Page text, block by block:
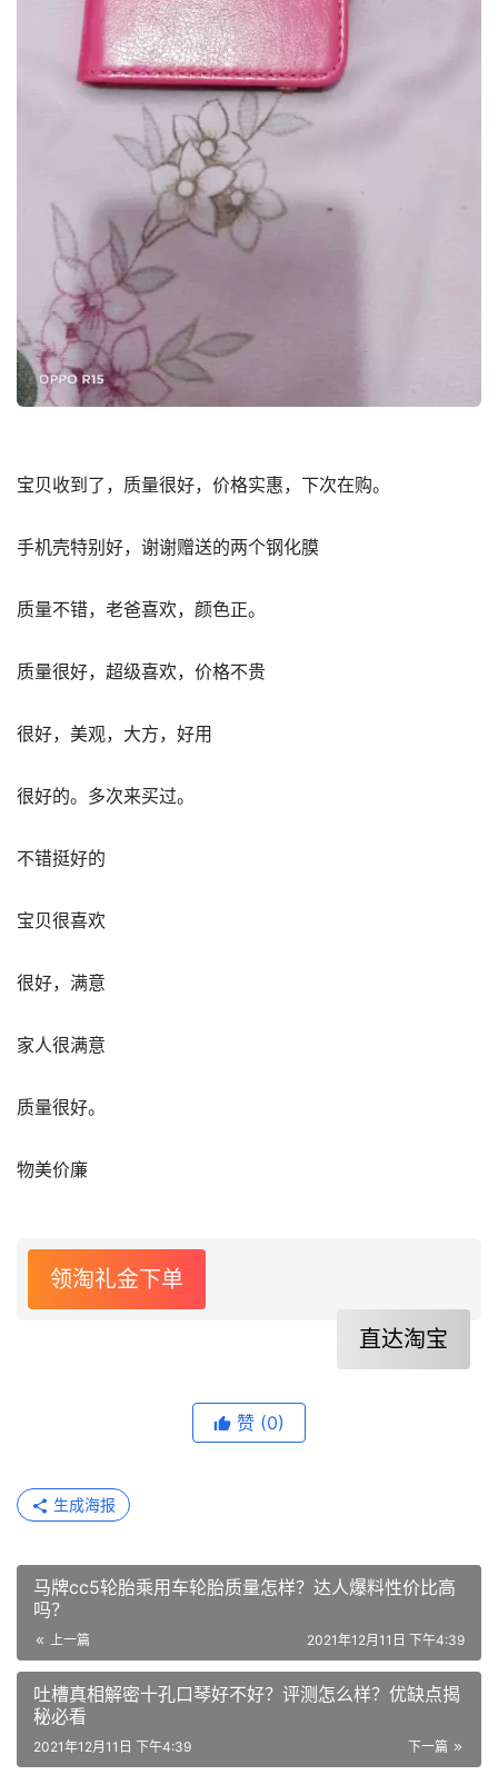
宝贝收到了，质量很好，价格实惠，下次在购。
手机壳特别好，谢谢赠送的两个钢化膜
质量不错，老爸喜欢，颜色正。
质量很好，超级喜欢，价格不贵
很好，美观，大方，好用
很好的。多次来买过。
不错挺好的
宝贝很喜欢
很好，满意
家人很满意
质量很好。
物美价廉
领淘礼金下单
直达淘宝
赞 (0)
生成海报
马牌cc5轮胎乘用车轮胎质量怎样？达人爆料性价比高
吗？
上一篇 2021年12月11日 下午4:39
吐槽真相解密十孔口琴好不好？评测怎么样？优缺点揭
秘必看
下一篇
2021年12月11日 下午4:39